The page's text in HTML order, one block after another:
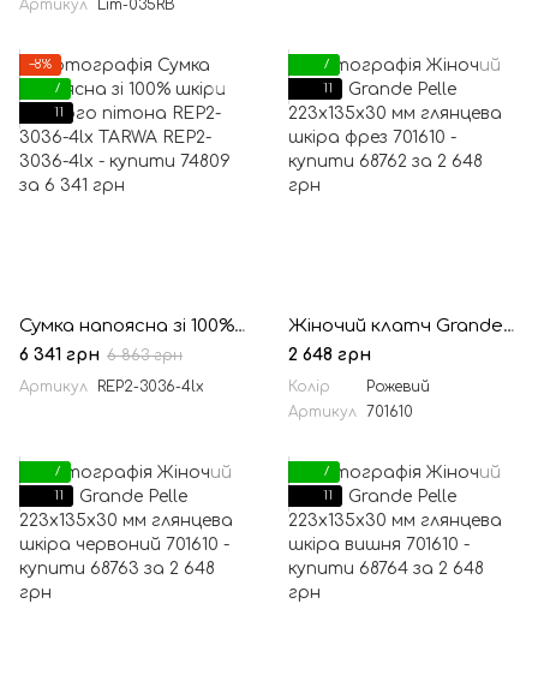
Артикул
Lim-035RB
−8%
7
11
Сумка напоясна зі 100% шкіри чорного пітона REP2-3036-4lx TARWA
6 341 грн 6 863 грн
Артикул
REP2-3036-4lx
7
11
Жіночий клатч Grande Pelle 223х135х30 мм глянцева шкіра фрез
2 648 грн
Колір
Рожевий
Артикул
701610
7
11
7
11